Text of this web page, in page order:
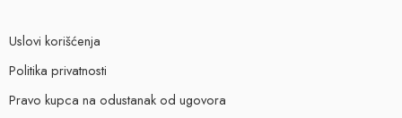
Uslovi korišćenja
Politika privatnosti
Pravo kupca na odustanak od ugovora